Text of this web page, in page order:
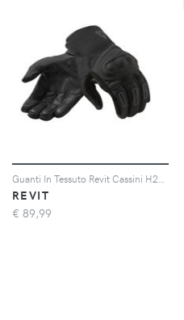
REVIT
€ 89,99